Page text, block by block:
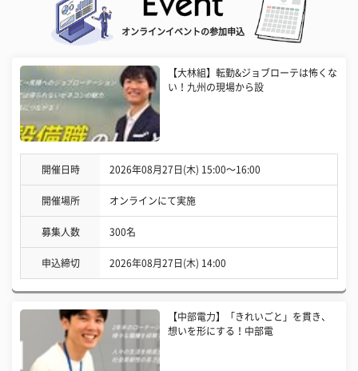
オンラインイベントの参加申込
【大林組】転勤&ジョブローテは怖くな
い！九州の現場から設
開催日時 2026年08月27日(木) 15:00〜16:00
開催場所 オンラインにて実施
募集人数 300名
申込締切 2026年08月27日(木) 14:00
【中部電力】「きれいごと」を貫き、
想いを形にする！中部電